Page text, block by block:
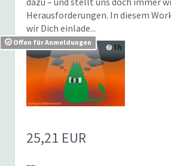
Herausforderungen. In diesem
wir Dich einlade...
Offen für Anmeldungen
25,21 EUR